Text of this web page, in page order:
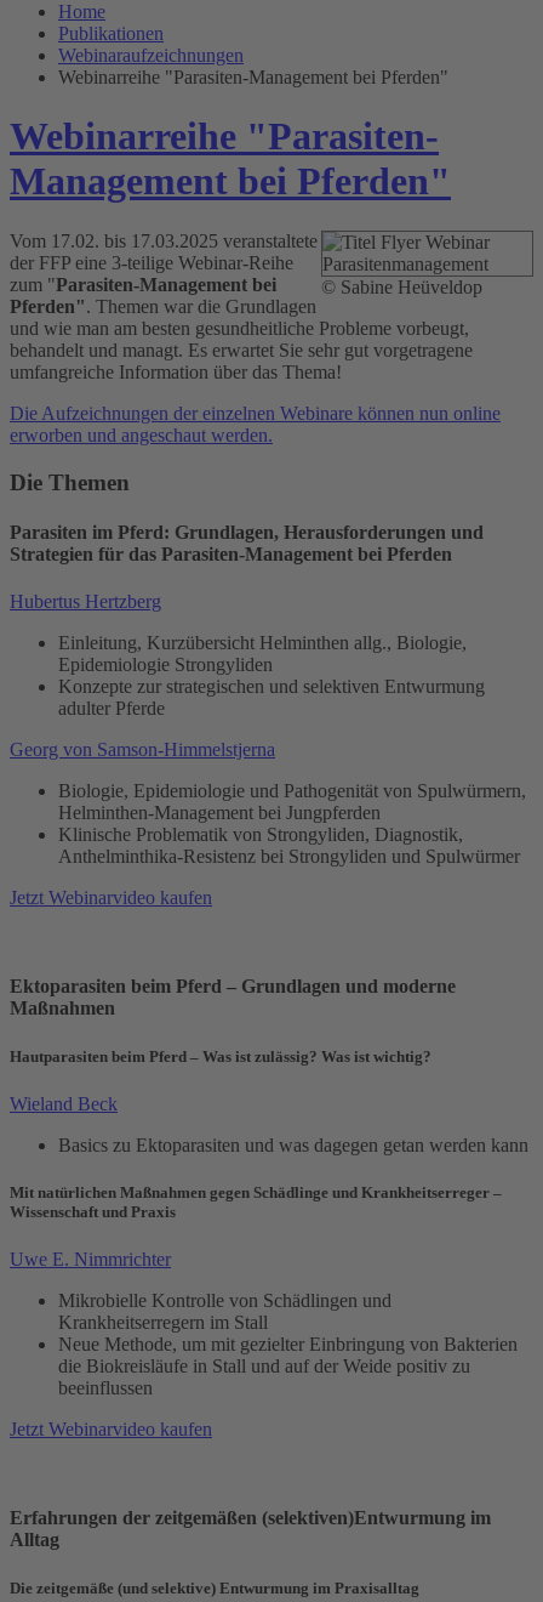
Home
Publikationen
Webinaraufzeichnungen
Webinarreihe "Parasiten-Management bei Pferden"
Webinarreihe "Parasiten-
Management bei Pferden"
© Sabine Heüveldop
Vom 17.02. bis 17.03.2025 veranstaltete
der FFP eine 3-teilige Webinar-Reihe
zum "Parasiten-Management bei
Pferden". Themen war die Grundlagen
und wie man am besten gesundheitliche Probleme vorbeugt,
behandelt und managt. Es erwartet Sie sehr gut vorgetragene
umfangreiche Information über das Thema!
Die Aufzeichnungen der einzelnen Webinare können nun online
erworben und angeschaut werden.
Die Themen
Parasiten im Pferd: Grundlagen, Herausforderungen und
Strategien für das Parasiten-Management bei Pferden
Hubertus Hertzberg
Einleitung, Kurzübersicht Helminthen allg., Biologie,
Epidemiologie Strongyliden
Konzepte zur strategischen und selektiven Entwurmung
adulter Pferde
Georg von Samson-Himmelstjerna
Biologie, Epidemiologie und Pathogenität von Spulwürmern,
Helminthen-Management bei Jungpferden
Klinische Problematik von Strongyliden, Diagnostik,
Anthelminthika-Resistenz bei Strongyliden und Spulwürmer
Jetzt Webinarvideo kaufen
Ektoparasiten beim Pferd – Grundlagen und moderne
Maßnahmen
Hautparasiten beim Pferd – Was ist zulässig? Was ist wichtig?
Wieland Beck
Basics zu Ektoparasiten und was dagegen getan werden kann
Mit natürlichen Maßnahmen gegen Schädlinge und Krankheitserreger –
Wissenschaft und Praxis
Uwe E. Nimmrichter
Mikrobielle Kontrolle von Schädlingen und
Krankheitserregern im Stall
Neue Methode, um mit gezielter Einbringung von Bakterien
die Biokreisläufe in Stall und auf der Weide positiv zu
beeinflussen
Jetzt Webinarvideo kaufen
Erfahrungen der zeitgemäßen (selektiven)Entwurmung im
Alltag
Die zeitgemäße (und selektive) Entwurmung im Praxisalltag